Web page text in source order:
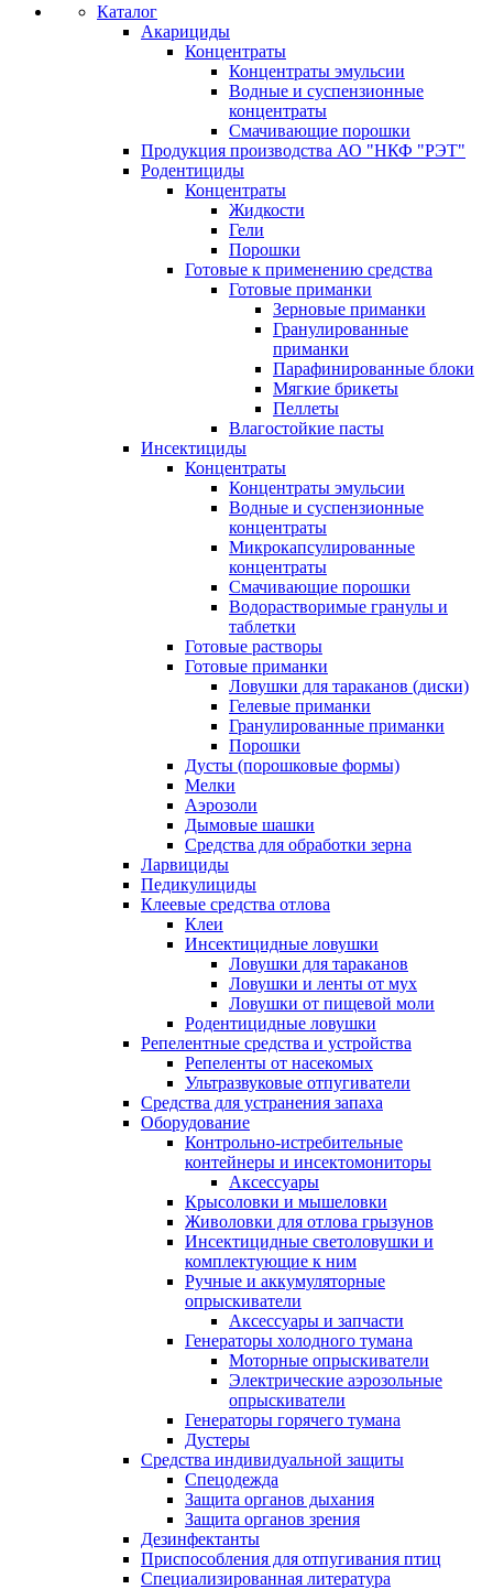
Каталог
Акарициды
Концентраты
Концентраты эмульсии
Водные и суспензионные
концентраты
Смачивающие порошки
Продукция производства АО "НКФ "РЭТ"
Родентициды
Концентраты
Жидкости
Гели
Порошки
Готовые к применению средства
Готовые приманки
Зерновые приманки
Гранулированные
приманки
Парафинированные блоки
Мягкие брикеты
Пеллеты
Влагостойкие пасты
Инсектициды
Концентраты
Концентраты эмульсии
Водные и суспензионные
концентраты
Микрокапсулированные
концентраты
Смачивающие порошки
Водорастворимые гранулы и
таблетки
Готовые растворы
Готовые приманки
Ловушки для тараканов (диски)
Гелевые приманки
Гранулированные приманки
Порошки
Дусты (порошковые формы)
Мелки
Аэрозоли
Дымовые шашки
Средства для обработки зерна
Ларвициды
Педикулициды
Клеевые средства отлова
Клеи
Инсектицидные ловушки
Ловушки для тараканов
Ловушки и ленты от мух
Ловушки от пищевой моли
Родентицидные ловушки
Репелентные средства и устройства
Репеленты от насекомых
Ультразвуковые отпугиватели
Средства для устранения запаха
Оборудование
Контрольно-истребительные
контейнеры и инсектомониторы
Аксессуары
Крысоловки и мышеловки
Живоловки для отлова грызунов
Инсектицидные светоловушки и
комплектующие к ним
Ручные и аккумуляторные
опрыскиватели
Аксессуары и запчасти
Генераторы холодного тумана
Моторные опрыскиватели
Электрические аэрозольные
опрыскиватели
Генераторы горячего тумана
Дустеры
Средства индивидуальной защиты
Спецодежда
Защита органов дыхания
Защита органов зрения
Дезинфектанты
Приспособления для отпугивания птиц
Специализированная литература